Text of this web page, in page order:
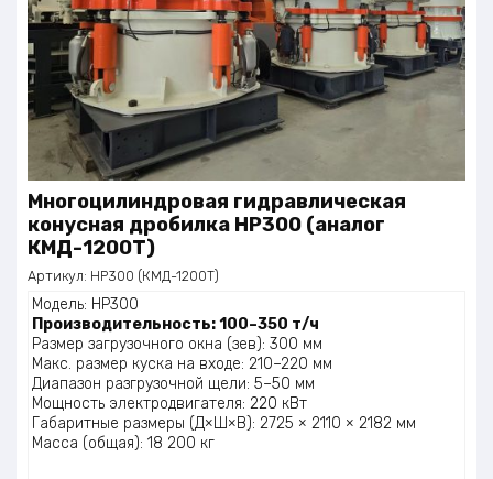
Многоцилиндровая гидравлическая
конусная дробилка HP300 (аналог
КМД-1200Т)
Артикул: HP300 (КМД-1200Т)
Модель: HP300
Производительность: 100–350 т/ч
Размер загрузочного окна (зев): 300 мм
Макс. размер куска на входе: 210–220 мм
Диапазон разгрузочной щели: 5–50 мм
Мощность электродвигателя: 220 кВт
Габаритные размеры (Д×Ш×В): 2725 × 2110 × 2182 мм
Масса (общая): 18 200 кг